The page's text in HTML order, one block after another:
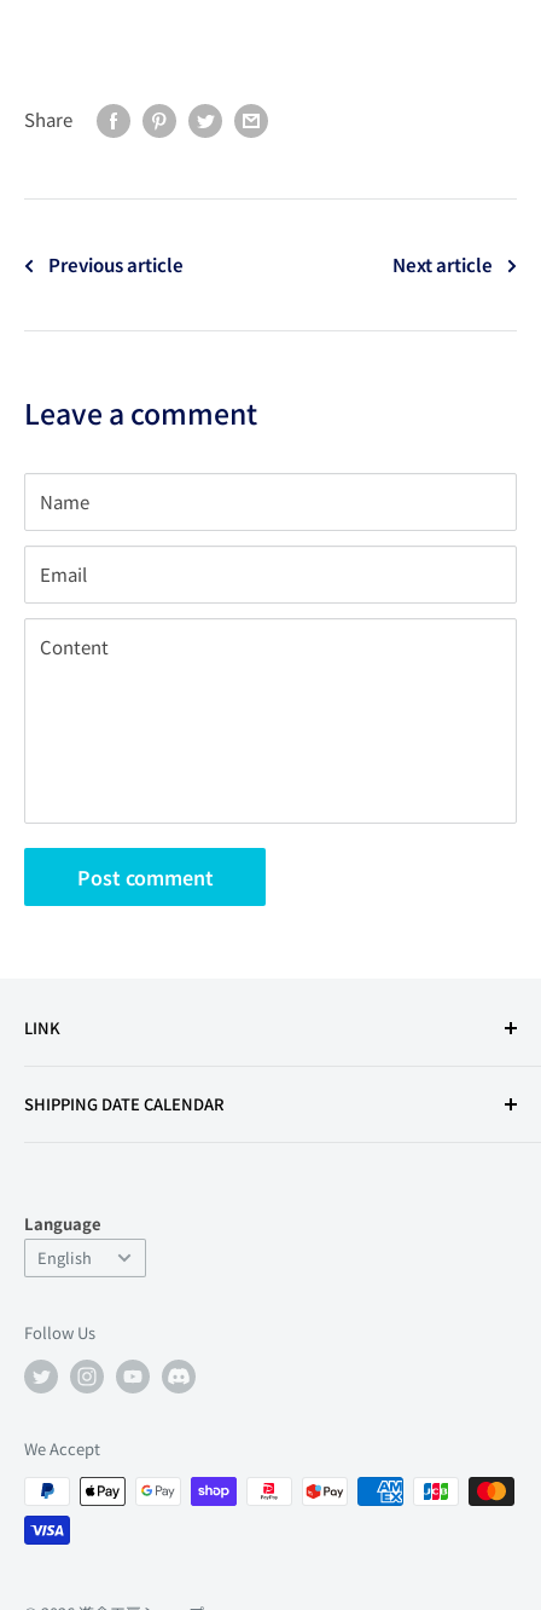
Share
Previous article Next article
Leave a comment
Name
Email
Content
Post comment
LINK
Legal Notice
Refund Policy
FAQ
店舗情報
About Us
SHIPPING DATE CALENDAR
Language
Language
English
Follow Us
We Accept